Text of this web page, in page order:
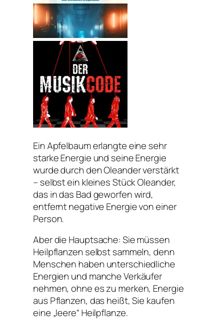
Ein Apfelbaum erlangte eine sehr
starke Energie und seine Energie
wurde durch den Oleander verstärkt
– selbst ein kleines Stück Oleander,
das in das Bad geworfen wird,
entfernt negative Energie von einer
Person.
Aber die Hauptsache: Sie müssen
Heilpflanzen selbst sammeln, denn
Menschen haben unterschiedliche
Energien und manche Verkäufer
nehmen, ohne es zu merken, Energie
aus Pflanzen, das heißt, Sie kaufen
eine „leere“ Heilpflanze.